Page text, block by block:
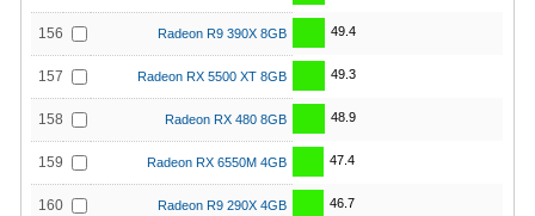
156 Radeon R9 390X 8GB 49.4
157 Radeon RX 5500 XT 8GB 49.3
158 Radeon RX 480 8GB 48.9
159 Radeon RX 6550M 4GB 47.4
160 Radeon R9 290X 4GB 46.7